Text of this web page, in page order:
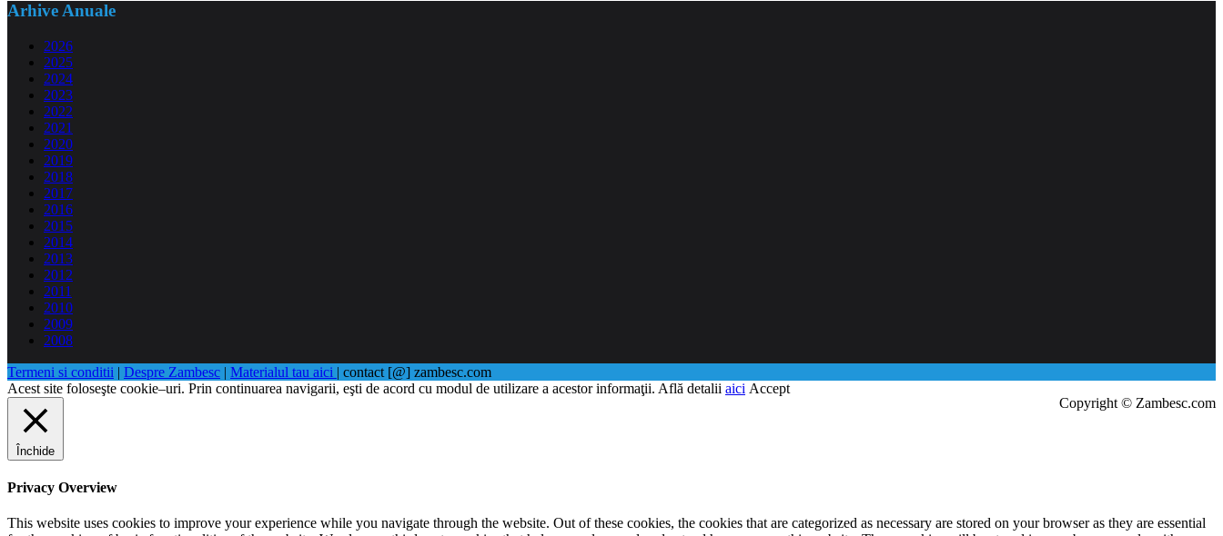
Arhive Anuale
2026
2025
2024
2023
2022
2021
2020
2019
2018
2017
2016
2015
2014
2013
2012
2011
2010
2009
2008
Termeni si conditii | Despre Zambesc | Materialul tau aici | contact [@] zambesc.com
Copyright © Zambesc.com
Acest site foloseşte cookie–uri. Prin continuarea navigarii, eşti de acord cu modul de utilizare a acestor informaţii. Află detalii aici Accept
Închide
Privacy Overview
This website uses cookies to improve your experience while you navigate through the website. Out of these cookies, the cookies that are categorized as necessary are stored on your browser as they are essential